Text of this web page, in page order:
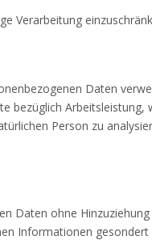
Verarbeitung
Daten
bezüglich Arbeitsleistung,
Person zu
Daten ohne
Informationen